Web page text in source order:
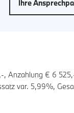
, Anzahlung € 6 525
var. 5,99%,
Ihre